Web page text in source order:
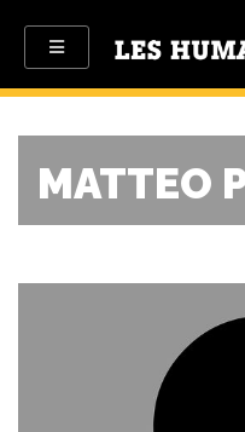
MATTEO